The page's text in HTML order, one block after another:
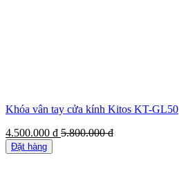
Khóa vân tay cửa kính Kitos KT-GL50
4.500.000 đ 5.800.000đ
Đặt hàng